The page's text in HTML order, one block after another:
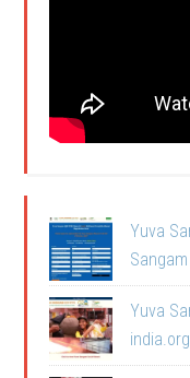
Yuva
Yuva
india.org